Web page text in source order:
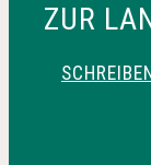
ZUR